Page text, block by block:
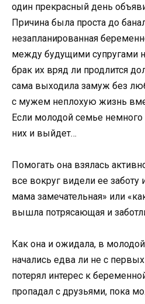
один прекрасный день
Причина была проста до
незапланированная
между будущими супругами
брак их вряд ли продлится
сама выходила замуж без
с мужем неплохую жизнь
Если молодой семье
них и выйдет…
Помогать она взялась
все вокруг видели ее заботу
мама замечательная» или
вышла потрясающая и
Как она и ожидала, в
начались едва ли не с
потерял интерес к
пропадал с друзьями, пока